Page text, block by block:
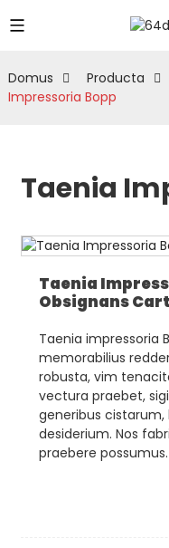
Domus Producta
Impressoria Bopp
Taenia
Taenia
Obsignans
Taenia impressoria
memorabilius
robusta, vim
vectura praebet,
generibus
desiderium. Nos
praebere possumus.